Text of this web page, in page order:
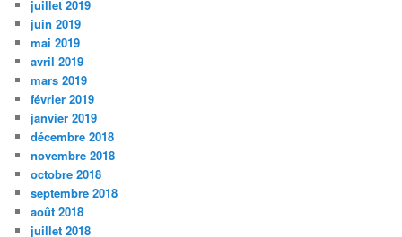
juillet 2019
juin 2019
mai 2019
avril 2019
mars 2019
février 2019
janvier 2019
décembre 2018
novembre 2018
octobre 2018
septembre 2018
août 2018
juillet 2018